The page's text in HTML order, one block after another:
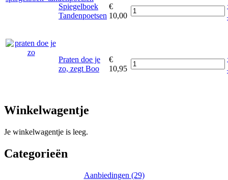
Spiegelboek
Tandenpoetsen
€
10,00
Praten doe je
zo, zegt Boo
€
10,95
Winkelwagentje
Je winkelwagentje is leeg.
Categorieën
Aanbiedingen (29)